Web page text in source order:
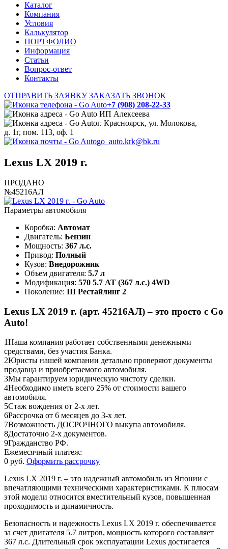
Каталог
Компания
Условия
Калькулятор
ПОРТФОЛИО
Информация
Статьи
Вопрос-ответ
Контакты
ОТПРАВИТЬ ЗАЯВКУ ЗАКАЗАТЬ ЗВОНОК
+7 (908) 208-22-33
ИП Алексеева
г. Красноярск, ул. Молокова,
д. 1г, пом. 113, оф. 1
go_auto.krk@bk.ru
Lexus LX 2019 г.
ПРОДАНО
№45216АЛ
Параметры автомобиля
Коробка: Автомат
Двигатель: Бензин
Мощность: 367 л.с.
Привод: Полный
Кузов: Внедорожник
Объем двигателя: 5.7 л
Модификация: 570 5.7 AT (367 л.с.) 4WD
Поколение: III Рестайлинг 2
Lexus LX 2019 г. (арт. 45216АЛ) – это просто с Go
Auto!
1Наша компания работает собственными денежными
средствами, без участия Банка.
2Юристы нашей компании детально проверяют документы
продавца и приобретаемого автомобиля.
3Мы гарантируем юридическую чистоту сделки.
4Необходимо иметь всего 25% от стоимости вашего
автомобиля.
5Стаж вождения от 2-х лет.
6Рассрочка от 6 месяцев до 3-х лет.
7Возможность ДОСРОЧНОГО выкупа автомобиля.
8Достаточно 2-х документов.
9Гражданство РФ.
Ежемесячный платеж:
0 руб. Оформить рассрочку
Lexus LX 2019 г. – это надежный автомобиль из Японии с
впечатляющими техническими характеристиками. К плюсам
этой модели относится вместительный кузов, повышенная
проходимость и динамичность.
Безопасность и надежность Lexus LX 2019 г. обеспечивается
за счет двигателя 5.7 литров, мощность которого составляет
367 л.с. Длительный срок эксплуатации Lexus достигается